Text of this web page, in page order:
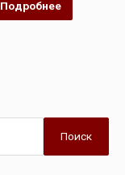
Подробнее
Поиск